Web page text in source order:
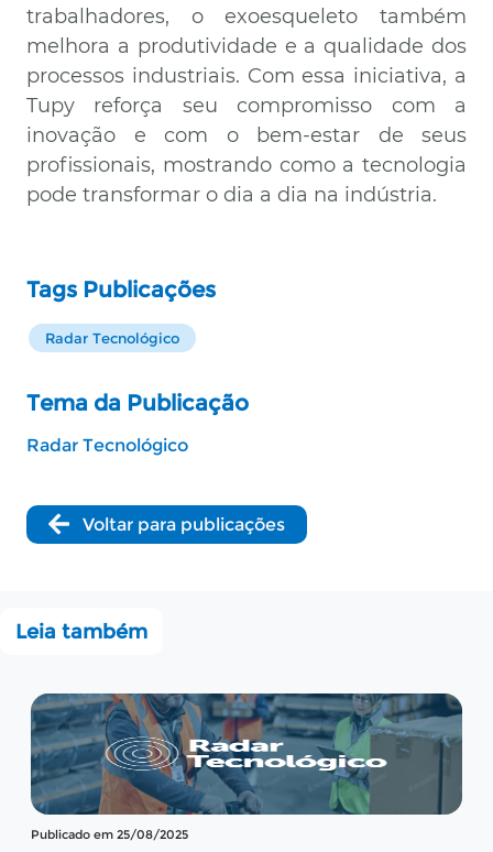
trabalhadores, o exoesqueleto também
melhora a produtividade e a qualidade dos
processos industriais. Com essa iniciativa, a
Tupy reforça seu compromisso com a
inovação e com o bem-estar de seus
profissionais, mostrando como a tecnologia
pode transformar o dia a dia na indústria.
Tags Publicações
Radar Tecnológico
Tema da Publicação
Radar Tecnológico
Voltar para publicações
Leia também
Publicado em 13/08/2025